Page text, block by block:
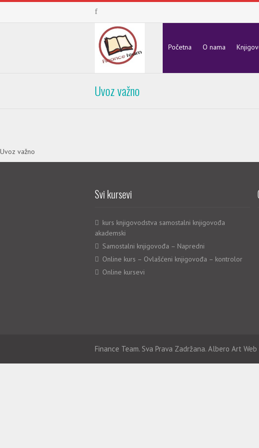
Početna O nama
Uvoz važno
Uvoz važno
Svi kursevi
kurs knjigovodstva samostalni knjigovođa
akademski
Samostalni knjigovođa – Napredni
Online kurs – Ovlašćeni knjigovođa – kontrolor
Online kursevi
Finance Team. Sva Prava Zadržana. Albero Art Web